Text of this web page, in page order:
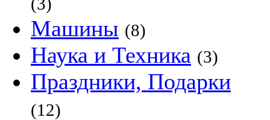
Машины (8)
Наука и Техника (3)
Праздники, Подарки
(12)